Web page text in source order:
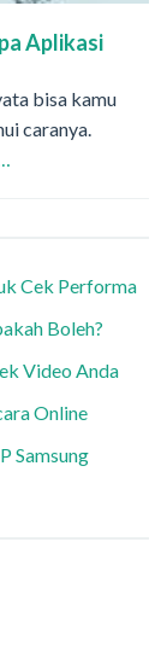
Aplikasi
bisa kamu
caranya.
Cek Performa
Boleh?
Video Anda
Online
Samsung